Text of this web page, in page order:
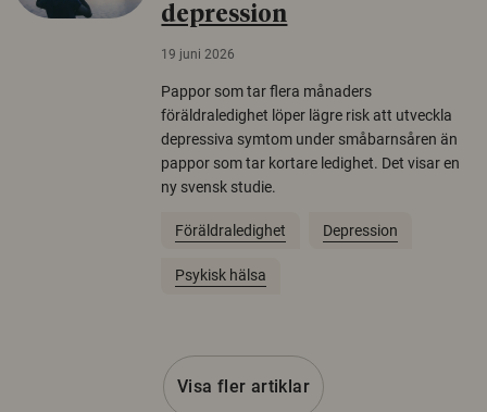
depression
19 juni 2026
Pappor som tar flera månaders
föräldraledighet löper lägre risk att utveckla
depressiva symtom under småbarnsåren än
pappor som tar kortare ledighet. Det visar en
ny svensk studie.
Föräldraledighet Depression
Psykisk hälsa
Visa fler artiklar